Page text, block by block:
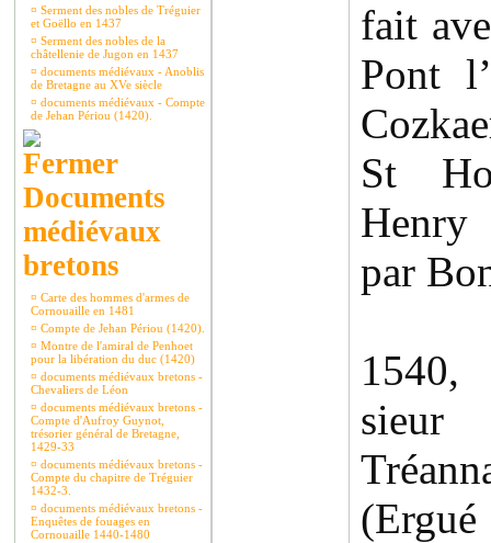
¤ Serment des nobles de Tréguier
et Goëllo en 1437
¤ Serment des nobles de la
châtellenie de Jugon en 1437
¤ documents médiévaux - Anoblis
de Bretagne au XVe siècle
¤ documents médiévaux - Compte
de Jehan Périou (1420).
Documents
médiévaux
bretons
¤ Carte des hommes d'armes de
Cornouaille en 1481
¤ Compte de Jehan Périou (1420).
¤ Montre de l'amiral de Penhoet
pour la libération du duc (1420)
¤ documents médiévaux bretons -
Chevaliers de Léon
¤ documents médiévaux bretons -
Compte d'Aufroy Guynot,
trésorier général de Bretagne,
1429-33
¤ documents médiévaux bretons -
Compte du chapitre de Tréguier
1432-3.
¤ documents médiévaux bretons -
Enquêtes de fouages en
Cornouaille 1440-1480
fait
Pont
St
Henry
par
1540,